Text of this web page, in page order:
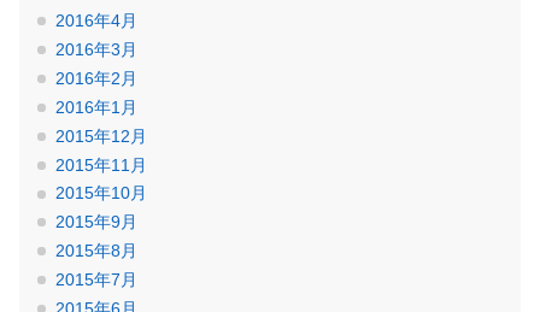
2016年4月
2016年3月
2016年2月
2016年1月
2015年12月
2015年11月
2015年10月
2015年9月
2015年8月
2015年7月